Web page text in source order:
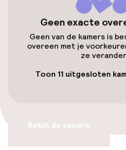
Luchthavenshuttle
Toegankelijkheid
Kamers
Geen exacte
Geen van de kamers is
overeen met je
ze
Toon 11 uitgesloten
Bekijk de kamers